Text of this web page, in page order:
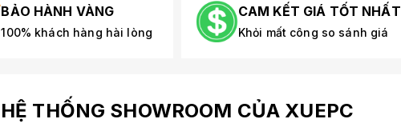
BẢO HÀNH VÀNG
100% khách hàng hài lòng
CAM KẾT GIÁ TỐT NHẤT
Khỏi mất công so sánh giá
HỆ THỐNG SHOWROOM CỦA XUEPC